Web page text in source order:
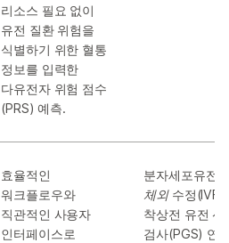
리소스 필요 없이
유전 질환 위험을
식별하기 위한 혈통
정보를 입력한
다유전자 위험 점수
(PRS) 예측.
효율적인
워크플로우와
직관적인 사용자
인터페이스로
분자세포유전
체외수정(IVF)
착상전 유전 선
검사(PGS) 연